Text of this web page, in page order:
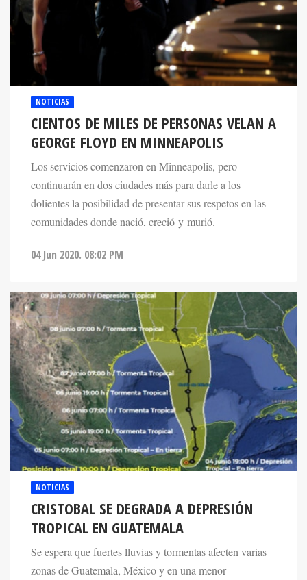
NOTICIAS
CIENTOS DE MILES DE PERSONAS VELAN A
GEORGE FLOYD EN MINNEAPOLIS
Los servicios comenzaron en Minneapolis, pero
continuarán en dos ciudades más para darle a los
dolientes la posibilidad de presentar sus respetos en las
comunidades donde nació, creció y murió.
04 Jun 2020. 08:02 PM
NOTICIAS
CRISTOBAL SE DEGRADA A DEPRESIÓN
TROPICAL EN GUATEMALA
Se espera que fuertes lluvias y tormentas afecten varias
zonas de Guatemala, México y en una menor